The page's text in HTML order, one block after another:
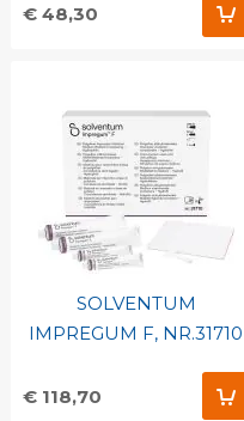
€ 48,30
SOLVENTUM
IMPREGUM F, NR.31710
€ 118,70